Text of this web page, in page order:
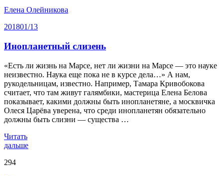
Елена Олейникова
201801/13
Инопланетный слизень
«Есть ли жизнь на Марсе, нет ли жизни на Марсе — это науке
неизвестно. Наука еще пока не в курсе дела…» А нам,
рукодельницам, известно. Например, Тамара Кривобокова
считает, что там живут галямбики, мастерица Елена Белова
показывает, какими должны быть инопланетяне, а москвичка
Олеся Царёва уверена, что среди инопланетян обязательно
должны быть слизни — существа …
Читать
дальше
294